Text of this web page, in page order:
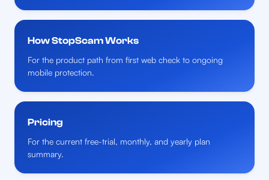
How StopScam Works
For the product path from first web check to ongoing
mobile protection.
Pricing
For the current free-trial, monthly, and yearly plan
summary.